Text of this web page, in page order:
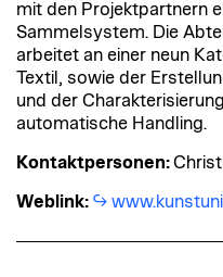
mit den Projektpartnern
Sammelsystem. Die
arbeitet an einer neun
Textil, sowie der
und der
automatische Handling.
Kontaktpersonen:
Weblink: